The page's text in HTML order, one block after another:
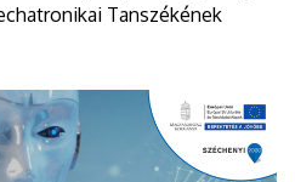
Tanszékének